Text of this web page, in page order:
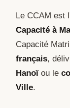
Le CCAM est
Capacité à
Capacité
français,
Hanoï ou le
Ville.